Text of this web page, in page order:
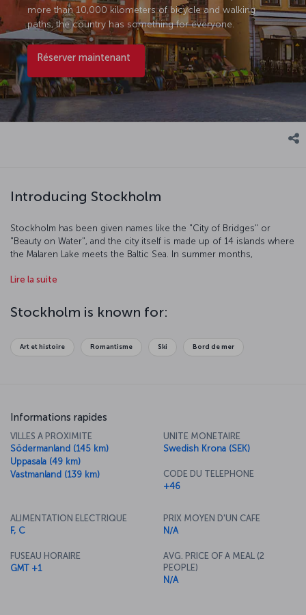
more than 10,000 kilometers of bicycle and walking
paths, the country has something for everyone.
Réserver maintenant
Introducing Stockholm
Stockholm has been given names like the "City of Bridges" or
"Beauty on Water", and the city itself is made up of 14 islands where
the Malaren Lake meets the Baltic Sea. In summer months,
going out to Stureplan and enjoying the vibrant nightlife is
covers the ground, and the frozen Malaren Lake becomes the
perfect place to try your hand at some ice-skating. While the
sure to enjoy its natural beauty, history and culture whatever the
Lire la suite
Stockholm is known for:
Art et histoire Romantisme Ski Bord de mer
Informations rapides
VILLES A PROXIMITE
Södermanland (145 km)
Uppasala (49 km)
Vastmanland (139 km)
UNITE MONETAIRE
Swedish Krona (SEK)
CODE DU TELEPHONE
+46
ALIMENTATION ELECTRIQUE
F, C
FUSEAU HORAIRE
GMT +1
PRIX MOYEN D'UN CAFE
N/A
AVG. PRICE OF A MEAL (2
PEOPLE)
N/A